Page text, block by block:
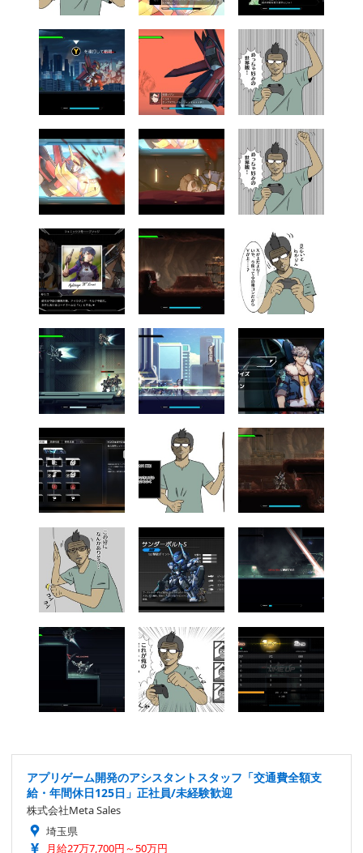
アプリゲーム開発のアシスタントスタッフ「交通費全額支
給・年間休日125日」正社員/未経験歓迎
株式会社Meta Sales
埼玉県
月給27万7,700円～50万円